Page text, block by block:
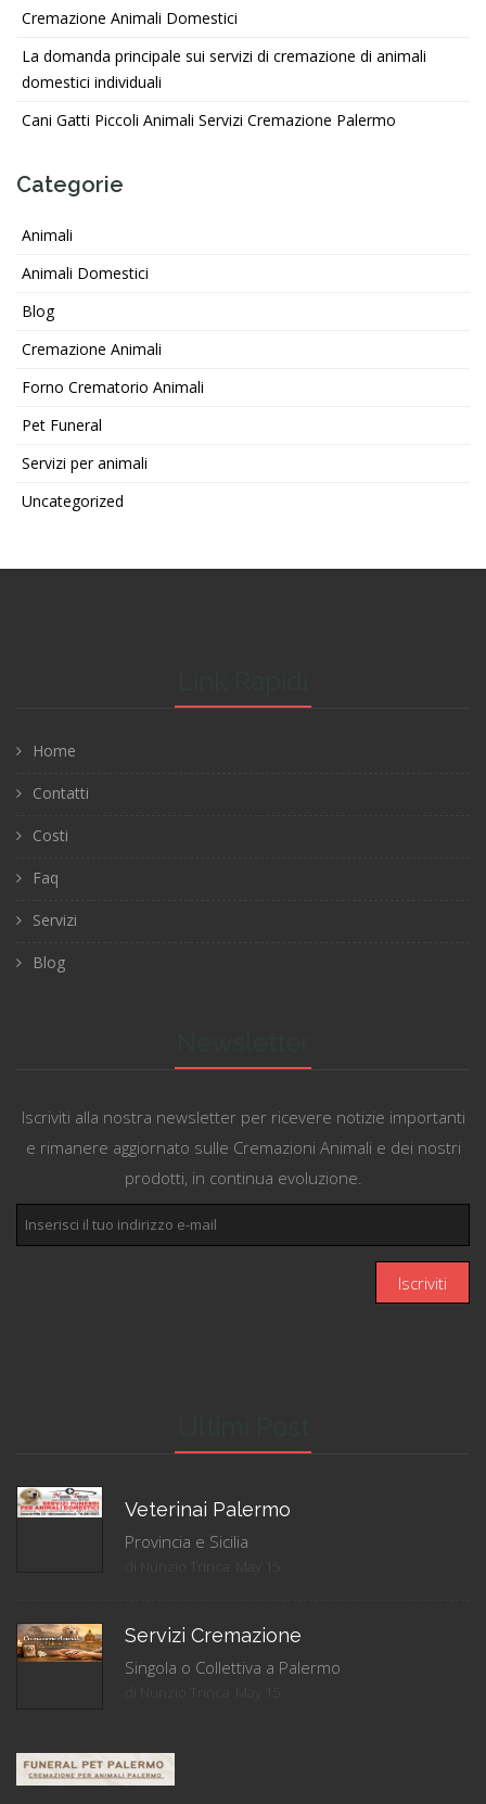
Cremazione Animali Domestici
La domanda principale sui servizi di cremazione di animali
domestici individuali
Cani Gatti Piccoli Animali Servizi Cremazione Palermo
Categorie
Animali
Animali Domestici
Blog
Cremazione Animali
Forno Crematorio Animali
Pet Funeral
Servizi per animali
Uncategorized
Home
Contatti
Costi
Faq
Servizi
Blog
Iscriviti alla nostra newsletter per ricevere notizie importanti
e rimanere aggiornato sulle Cremazioni Animali e dei nostri
prodotti, in continua evoluzione.
Veterinai Palermo
Provincia e Sicilia
Servizi Cremazione
Singola o Collettiva a Palermo